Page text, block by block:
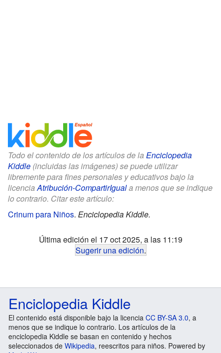
Todo el contenido de los artículos de la Enciclopedia
Kiddle (incluidas las imágenes) se puede utilizar
libremente para fines personales y educativos bajo la
licenciaAtribución-CompartirIguala menos que se indique
lo contrario. Citar este artículo:
Crinum para Niños. Enciclopedia Kiddle.
Última edición el 17 oct 2025, a las 11:19
Sugerir una edición.
Enciclopedia Kiddle
El contenido está disponible bajo la licencia CC BY-SA 3.0, a
menos que se indique lo contrario. Los artículos de la
enciclopedia Kiddle se basan en contenido y hechos
seleccionados de Wikipedia, reescritos para niños. Powered by